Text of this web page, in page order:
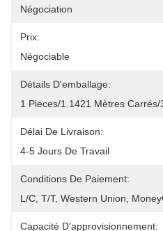
Négociation
Prix:
Négociable
Détails D'emballage:
1 Pieces/1.1421 Mètres Carrés/
Délai De Livraison:
4-5 Jours De Travail
Conditions De Paiement:
L/C, T/T, Western Union,
Capacité D'approvisionnement: